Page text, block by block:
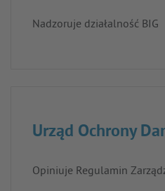
Nadzoruje działalność BIG
Urząd Ochrony
Opiniuje Regulamin